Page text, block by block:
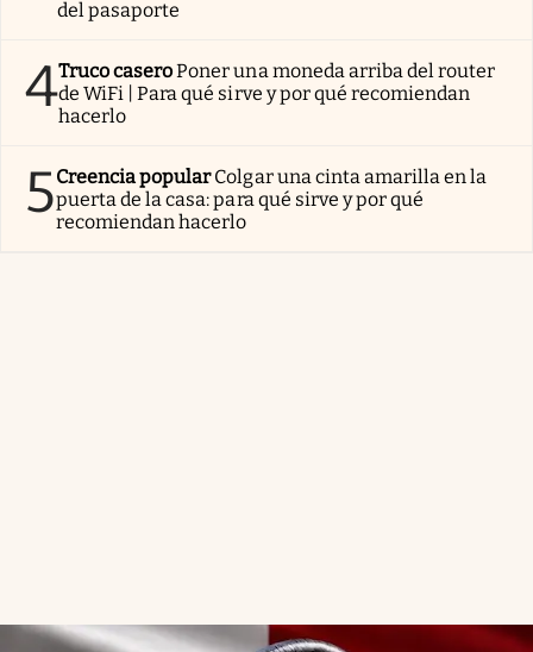
del pasaporte
4Truco caseroPoner una moneda arriba del router
de WiFi | Para qué sirve y por qué recomiendan
hacerlo
5Creencia popularColgar una cinta amarilla en la
puerta de la casa: para qué sirve y por qué
recomiendan hacerlo